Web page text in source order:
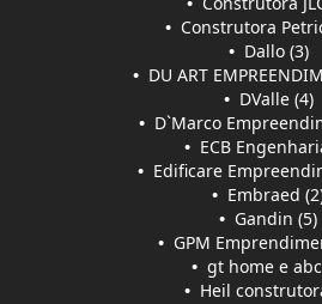
• Construtora
• Dallo (3)
• DU ART
• DValle (4)
• D`Marco
• ECB
• Edificare
• Embraed
• Gandin (5)
• GPM
• gt home e
• Heil